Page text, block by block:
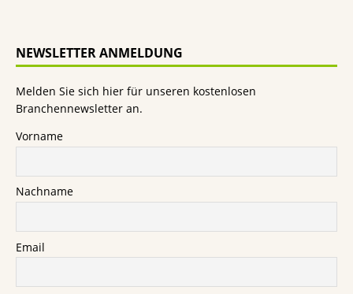
NEWSLETTER ANMELDUNG
Melden Sie sich hier für unseren kostenlosen
Branchennewsletter an.
Vorname
Nachname
Email